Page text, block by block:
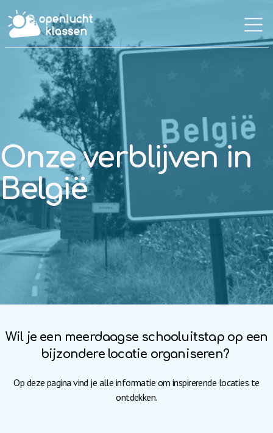
Onze verblijven in
België
Wil je een meerdaagse schooluitstap op een
bijzondere locatie organiseren?
Op deze pagina vind je alle informatie om inspirerende locaties te
ontdekken.